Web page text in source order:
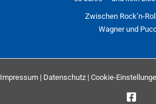
Zwischen Rock’n-
Wagner und
Impressum | Datenschutz | Cookie-